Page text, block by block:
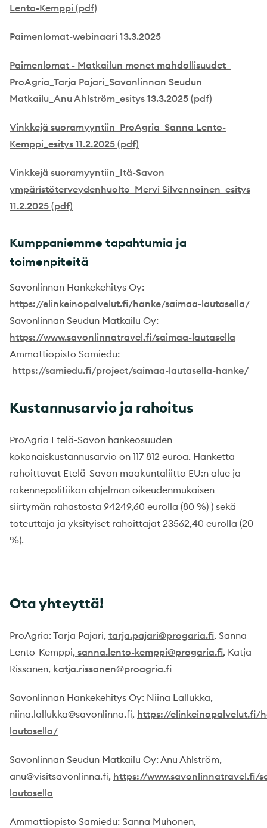
Lento-Kemppi (pdf)
Paimenlomat-webinaari 13.3.2025
Paimenlomat - Matkailun monet mahdollisuudet_
ProAgria_Tarja Pajari_Savonlinnan Seudun
Matkailu_Anu Ahlström_esitys 13.3.2025 (pdf)
Vinkkejä suoramyyntiin_ProAgria_Sanna Lento-
Kemppi_esitys 11.2.2025 (pdf)
Vinkkejä suoramyyntiin_Itä-Savon
ympäristöterveydenhuolto_Mervi Silvennoinen_esitys
11.2.2025 (pdf)
Kumppaniemme tapahtumia ja
toimenpiteitä
Savonlinnan Hankekehitys Oy:
https://elinkeinopalvelut.fi/hanke/saimaa-lautasella/
Savonlinnan Seudun Matkailu Oy:
https://www.savonlinnatravel.fi/saimaa-lautasella
Ammattiopisto Samiedu:
https://samiedu.fi/project/saimaa-lautasella-hanke/
Kustannusarvio ja rahoitus
ProAgria Etelä-Savon hankeosuuden
kokonaiskustannusarvio on 117 812 euroa. Hanketta
rahoittavat Etelä-Savon maakuntaliitto EU:n alue ja
rakennepolitiikan ohjelman oikeudenmukaisen
siirtymän rahastosta 94249,60 eurolla (80 %) ) sekä
toteuttaja ja yksityiset rahoittajat 23562,40 eurolla (20
%).
Ota yhteyttä!
ProAgria: Tarja Pajari, tarja.pajari@progaria.fi, Sanna
Lento-Kemppi, sanna.lento-kemppi@progaria.fi, Katja
Rissanen, katja.rissanen@proagria.fi
Savonlinnan Hankekehitys Oy: Niina Lallukka,
niina.lallukka@savonlinna.fi, https://elinkeinopalvelut.fi/
lautasella/
Savonlinnan Seudun Matkailu Oy: Anu Ahlström,
anu@visitsavonlinna.fi, https://www.savonlinnatravel.fi/
lautasella
Ammattiopisto Samiedu: Sanna Muhonen,